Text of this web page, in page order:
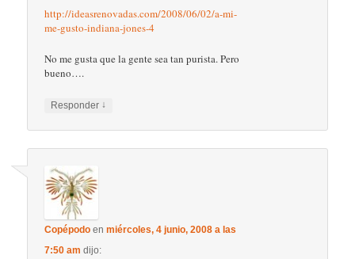
http://ideasrenovadas.com/2008/06/02/a-mi-
me-gusto-indiana-jones-4
No me gusta que la gente sea tan purista. Pero
bueno….
Responder ↓
Copépodo enmiércoles, 4 junio, 2008 a las
7:50 am dijo: